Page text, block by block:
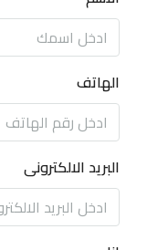
الهاتف
البريد الالكترونى